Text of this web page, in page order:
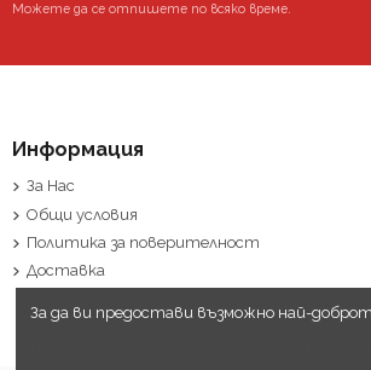
Можете да се отпишете по всяко време.
Информация
За Нас
Общи условия
Политика за поверителност
Доставка
За да ви предостави възможно най-